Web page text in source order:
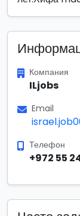
Компания
ILjobs
Email
Телефон
+972 55